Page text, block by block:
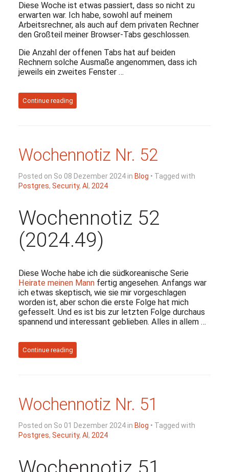
Diese Woche ist etwas passiert, dass so nicht zu
erwarten war. Ich habe, sowohl auf meinem
Arbeitsrechner, als auch auf dem privaten Rechner
den Großteil meiner Browser-Tabs geschlossen.
Die Anzahl der offenen Tabs hat auf beiden
Rechnern solche Ausmaße angenommen, dass ich
jeweils ein zweites Fenster …
Continue reading
Wochennotiz Nr. 52
Posted on So 08 Dezember 2024 in Blog • Tagged with
Postgres, Security, AI , 2024
Wochennotiz 52
(2024.49)
Diese Woche habe ich die südkoreanische Serie
Heirate meinen Mannfertig angesehen. Anfangs war
ich etwas skeptisch, wie sie mir vorgeschlagen
worden ist, aber schon die erste Folge hat mich
gefesselt. Und es ist bis zur letzten Folge durchaus
spannend und interessant geblieben. Alles in allem …
Continue reading
Wochennotiz Nr. 51
Posted on So 01 Dezember 2024 in Blog • Tagged with
Postgres, Security, AI , 2024